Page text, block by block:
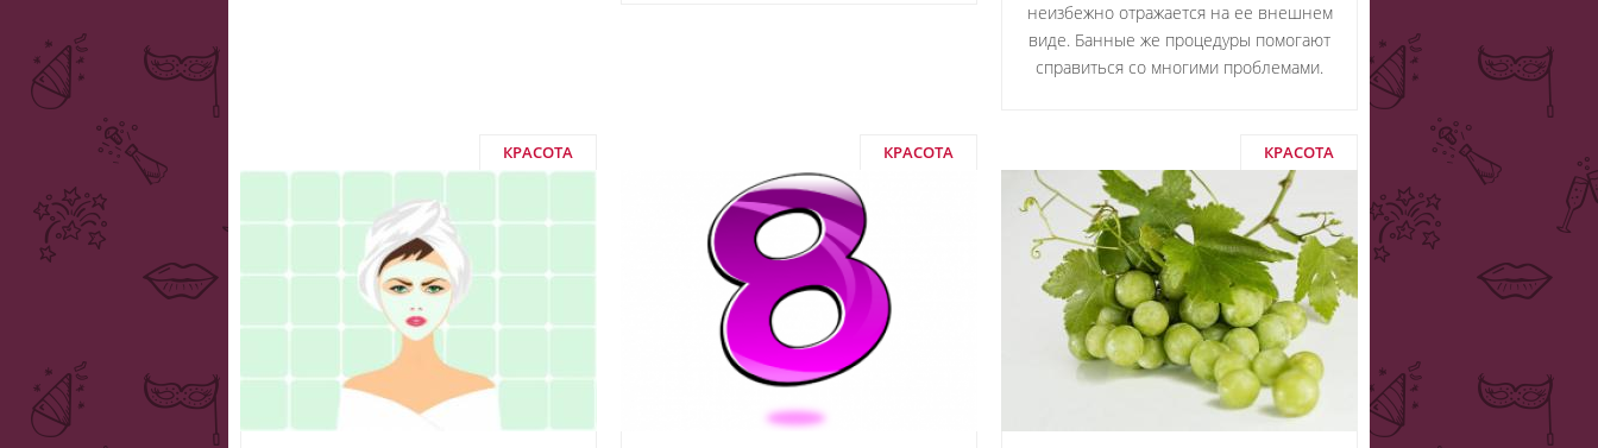
неизбежно отражается на ее внешнем
виде. Банные же процедуры помогают
справиться со многими проблемами.
КРАСОТА КРАСОТА КРАСОТА